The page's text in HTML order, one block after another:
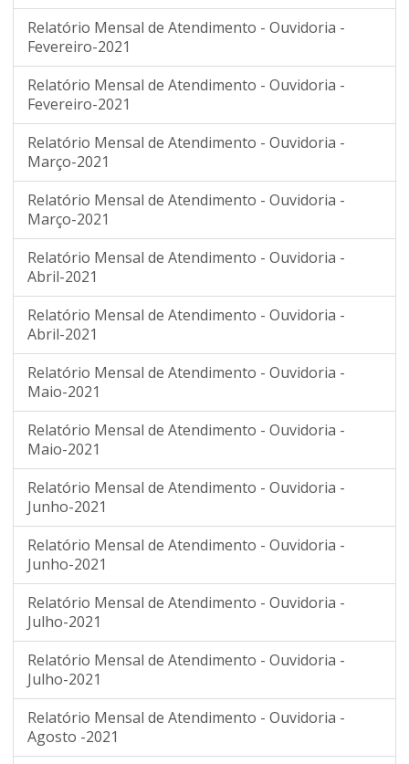
Relatório Mensal de Atendimento - Ouvidoria -
Fevereiro-2021
Relatório Mensal de Atendimento - Ouvidoria -
Fevereiro-2021
Relatório Mensal de Atendimento - Ouvidoria -
Março-2021
Relatório Mensal de Atendimento - Ouvidoria -
Março-2021
Relatório Mensal de Atendimento - Ouvidoria -
Abril-2021
Relatório Mensal de Atendimento - Ouvidoria -
Abril-2021
Relatório Mensal de Atendimento - Ouvidoria -
Maio-2021
Relatório Mensal de Atendimento - Ouvidoria -
Maio-2021
Relatório Mensal de Atendimento - Ouvidoria -
Junho-2021
Relatório Mensal de Atendimento - Ouvidoria -
Junho-2021
Relatório Mensal de Atendimento - Ouvidoria -
Julho-2021
Relatório Mensal de Atendimento - Ouvidoria -
Julho-2021
Relatório Mensal de Atendimento - Ouvidoria -
Agosto -2021